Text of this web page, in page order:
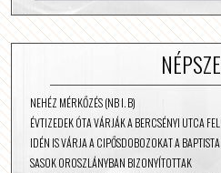
NEHÉZ MÉRKŐZÉS (NB I. B)
ÉVTIZEDEK ÓTA VÁRJÁK A BERCSÉNYI UTCA
IDÉN IS VÁRJA A CIPŐSDOBOZOKAT A
SASOK OROSZLÁNYBAN BIZONYÍTOTTAK